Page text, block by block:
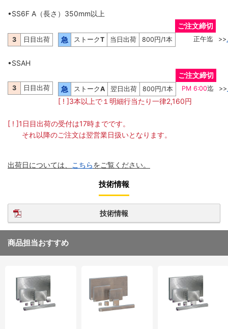
•SS6F A（長さ）350mm以上
3 日目出荷
ご注文締切
急
ストークT 当日出荷 800円/1本 正午迄 >>
•SSAH
3 日目出荷
ご注文締切
急
ストークA 翌日出荷 800円/1本 PM 6:00迄 >>
[ ! ]3本以上で１明細行当たり一律2,160円
[ ! ]1日目出荷の受付は17時までです。
それ以降のご注文は翌営業日扱いとなります。
出荷日については、 こちらをご覧ください。
技術情報
技術情報
商品担当おすすめ